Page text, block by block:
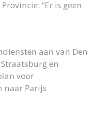
“Er is geen
aan van Den
en
voor
naar Parijs